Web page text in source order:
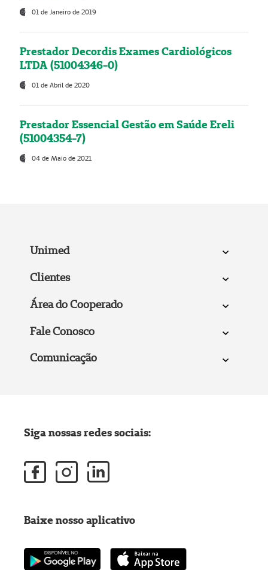
01 de Janeiro de 2019
Prestador Decordis Exames Cardiológicos
LTDA (51004346-0)
01 de Abril de 2020
Prestador Essencial Gestão em Saúde Ereli
(51004354-7)
04 de Maio de 2021
Unimed
Clientes
Área do Cooperado
Fale Conosco
Comunicação
Siga nossas redes sociais:
Baixe nosso aplicativo